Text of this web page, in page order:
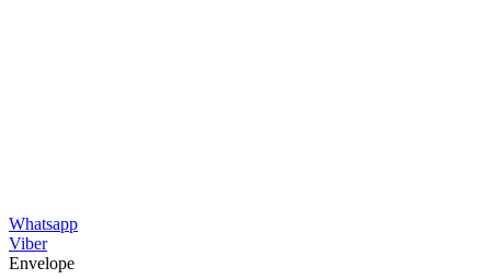
Whatsapp
Viber
Envelope